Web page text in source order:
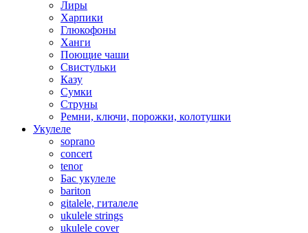
Лиры
Харпики
Глюкофоны
Ханги
Поющие чаши
Свистульки
Казу
Сумки
Струны
Ремни, ключи, порожки, колотушки
Укулеле
soprano
concert
tenor
Бас укулеле
bariton
gitalele, гиталеле
ukulele strings
ukulele cover